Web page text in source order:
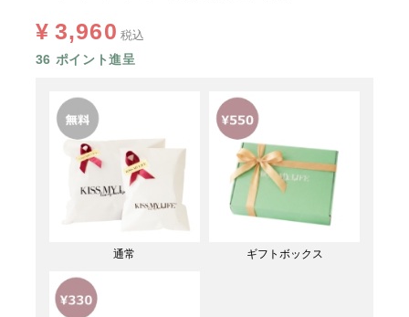
¥ 3,960 税込
36 ポイント進呈
通常 ギフトボックス